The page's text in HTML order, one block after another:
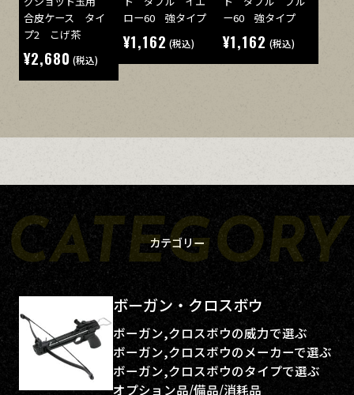
合皮ケース タイ
プ2 こげ茶
¥2,680 (税込)
ロー60 強タイプ
¥1,162 (税込)
ー60 強タイプ
¥1,162 (税込)
カテゴリー
ボーガン・クロスボウ
ボーガン,クロスボウの威力で選ぶ
ボーガン,クロスボウのメーカーで選ぶ
ボーガン,クロスボウのタイプで選ぶ
オプション品/備品/消耗品